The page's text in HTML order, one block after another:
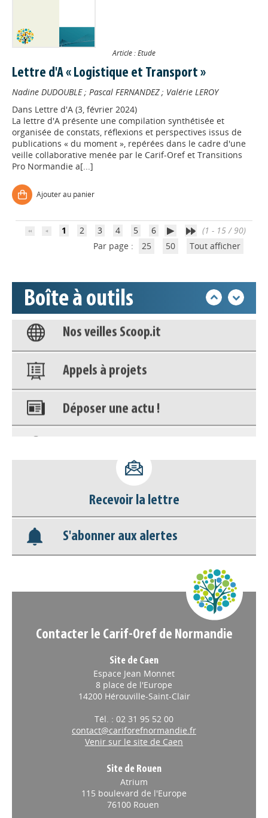
Article : Etude
Lettre d'A « Logistique et Transport »
Nadine DUDOUBLE; Pascal FERNANDEZ; Valérie LEROY
Dans Lettre d'A (3, février 2024)
La lettre d'A présente une compilation synthétisée et
organisée de constats, réflexions et perspectives issus de
publications « du moment », repérées dans le cadre d'une
veille collaborative menée par le Carif-Oref et Transitions
Pro Normandie a[...]
Ajouter au panier
1 2 3 4 5 6
(1 - 15 / 90)
Par page :
25 50 Tout afficher
Boîte à outils
Appels à projets
déconnecter)
Nos veilles Scoop.it
Appels à projets
Déposer une actu !
Accéder à son compte - (Se
déconnecter)
Base documentaire
Nos veilles Scoop.it
Appels à projets
Recevoir la lettre
S'abonner aux alertes
Contacter le Carif-Oref de Normandie
Espace Jean Monnet
8 place de l'Europe
14200 Hérouville-Saint-Clair
Tél. : 02 31 95 52 00
contact@cariforefnormandie.fr
Venir sur le site de Caen
Atrium
115 boulevard de l'Europe
76100 Rouen